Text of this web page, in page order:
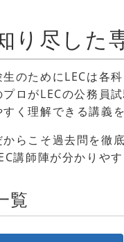
り尽した
のためにLECは各
ロがLECの公務員
く理解できる講義を
らこそ過去問を徹
講師陣が分かりやす
覧